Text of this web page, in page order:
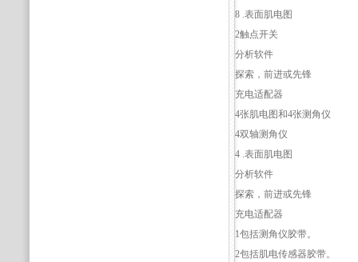
8 .表面肌电图
2触点开关
分析软件
探索，前进或先锋
充电适配器
4张肌电图和4张测角仪
4双轴测角仪
4 .表面肌电图
分析软件
探索，前进或先锋
充电适配器
1包括测角仪胶带。
2包括肌电传感器胶带。